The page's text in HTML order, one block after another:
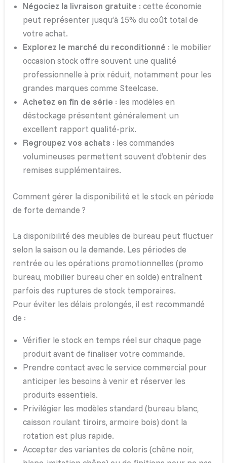
Négociez la livraison gratuite : cette économie
peut représenter jusqu’à 15% du coût total de
votre achat.
Explorez le marché du reconditionné : le mobilier
occasion stock offre souvent une qualité
professionnelle à prix réduit, notamment pour les
grandes marques comme Steelcase.
Achetez en fin de série : les modèles en
déstockage présentent généralement un
excellent rapport qualité-prix.
Regroupez vos achats : les commandes
volumineuses permettent souvent d’obtenir des
remises supplémentaires.
Comment gérer la disponibilité et le stock en période
de forte demande ?
La disponibilité des meubles de bureau peut fluctuer
selon la saison ou la demande. Les périodes de
rentrée ou les opérations promotionnelles (promo
bureau, mobilier bureau cher en solde) entraînent
parfois des ruptures de stock temporaires.
Pour éviter les délais prolongés, il est recommandé
de :
Vérifier le stock en temps réel sur chaque page
produit avant de finaliser votre commande.
Prendre contact avec le service commercial pour
anticiper les besoins à venir et réserver les
produits essentiels.
Privilégier les modèles standard (bureau blanc,
caisson roulant tiroirs, armoire bois) dont la
rotation est plus rapide.
Accepter des variantes de coloris (chêne noir,